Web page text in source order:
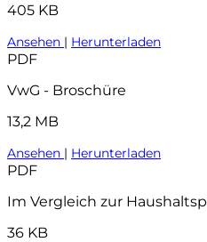
405 KB
Ansehen | Herunterladen
PDF
VwG - Broschüre
13,2 MB
Ansehen | Herunterladen
PDF
Im Vergleich zur
36 KB